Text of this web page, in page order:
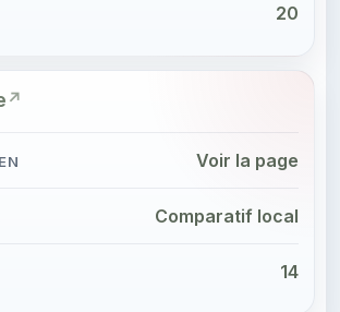
20
Voir la page
Comparatif local
14